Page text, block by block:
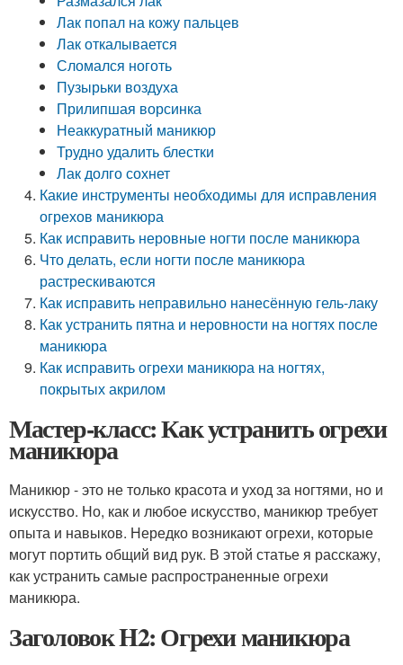
Лак попал на кожу пальцев
Лак откалывается
Сломался ноготь
Пузырьки воздуха
Прилипшая ворсинка
Неаккуратный маникюр
Трудно удалить блестки
Лак долго сохнет
Какие инструменты необходимы для исправления
огрехов маникюра
Как исправить неровные ногти после маникюра
Что делать, если ногти после маникюра
растрескиваются
Как исправить неправильно нанесённую гель-лаку
Как устранить пятна и неровности на ногтях после
маникюра
Как исправить огрехи маникюра на ногтях,
покрытых акрилом
Мастер-класс: Как устранить огрехи
маникюра
Маникюр - это не только красота и уход за ногтями, но и
искусство. Но, как и любое искусство, маникюр требует
опыта и навыков. Нередко возникают огрехи, которые
могут портить общий вид рук. В этой статье я расскажу,
как устранить самые распространенные огрехи
маникюра.
Заголовок H2: Огрехи маникюра